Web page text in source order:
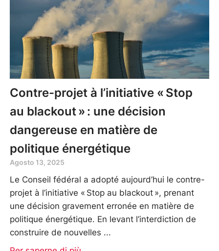
Contre-projet à l’initiative « Stop
au blackout » : une décision
dangereuse en matière de
politique énergétique
Agosto 13, 2025
Le Conseil fédéral a adopté aujourd’hui le contre-
projet à l’initiative « Stop au blackout », prenant
une décision gravement erronée en matière de
politique énergétique. En levant l’interdiction de
construire de nouvelles